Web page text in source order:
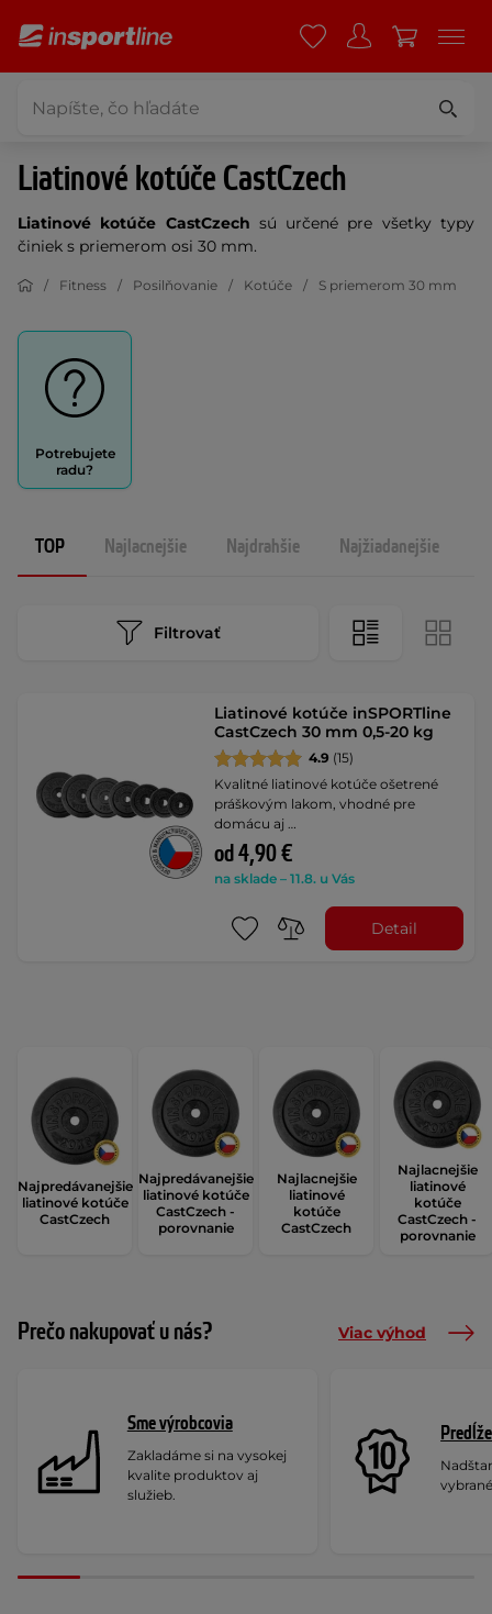
Liatinové kotúče CastCzech
Liatinové kotúče CastCzech sú určené pre všetky typy
činiek s priemerom osi 30 mm.
Fitness Posilňovanie Kotúče S priemerom 30 mm
Potrebujete
radu?
TOP Najlacnejšie Najdrahšie Najžiadanejšie
Filtrovať
Liatinové kotúče inSPORTline
CastCzech 30 mm 0,5-20 kg
4.9 (15)
Kvalitné liatinové kotúče ošetrené
práškovým lakom, vhodné pre
domácu aj …
od 4,90 €
na sklade – 11.8. u Vás
Detail
Najpredávanejšie
liatinové kotúče
CastCzech
Najpredávanejšie
liatinové kotúče
CastCzech -
porovnanie
Najlacnejšie
liatinové
kotúče
CastCzech
Najlacnejšie
liatinové
kotúče
CastCzech -
porovnanie
Prečo nakupovať u nás? Viac výhod
Sme výrobcovia
Zakladáme si na vysokej
kvalite produktov aj
služieb.